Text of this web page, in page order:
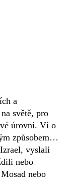
a
světě, pro
úrovni. Ví o
způsobem…
vyslali
nebo
nebo